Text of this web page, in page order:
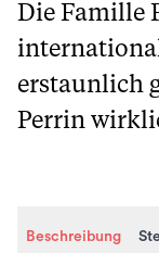
Die Famille
erstaunlich
Perrin
Beschreibung